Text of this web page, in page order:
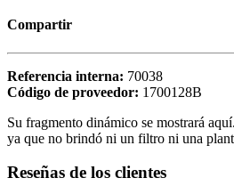
Compartir
Referencia interna: 70038
Código de proveedor: 1700128B
Su fragmento dinámico se mostrará
ya que no brindó ni un filtro ni una
Reseñas de los clientes